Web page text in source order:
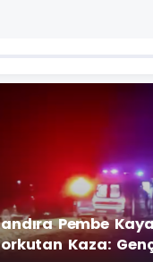
Pembe
Kaza: